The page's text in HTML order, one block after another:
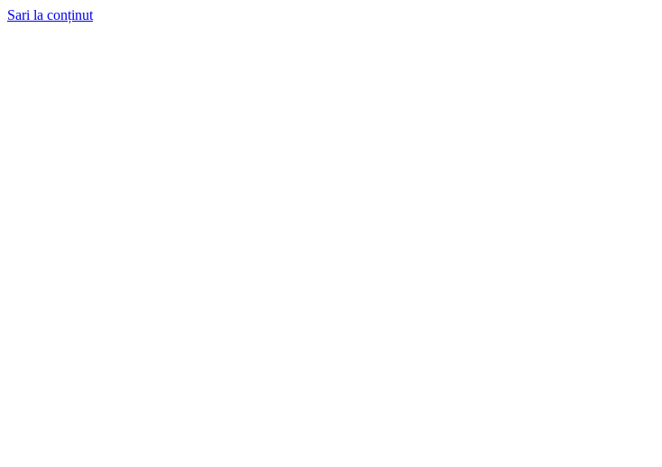
Sari la conținut